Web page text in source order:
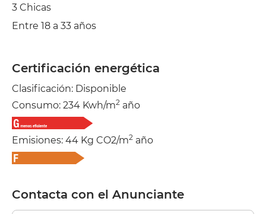
3 Chicas
Entre 18 a 33 años
Certificación energética
Clasificación: Disponible
Consumo: 234 Kwh/m2 año
Emisiones: 44 Kg CO2/m2 año
Contacta con el Anunciante